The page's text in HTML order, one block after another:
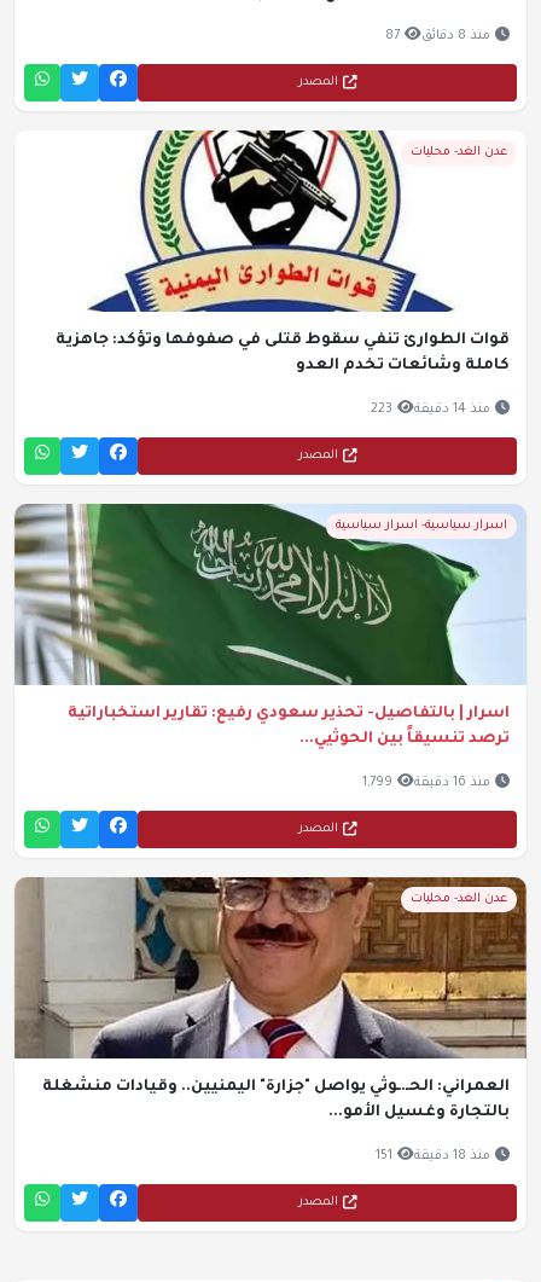
منذ 8 دقائق 87
المصدر
عدن الغد- محليات
قوات الطوارئ تنفي سقوط قتلى في صفوفها وتؤكد: جاهزية
كاملة وشائعات تخدم العدو
منذ 14 دقيقة 223
المصدر
اسرار سياسية- اسرار سياسية
اسرار | بالتفاصيل- تحذير سعودي رفيع: تقارير استخباراتية
ترصد تنسيقاً بين الحوثيي...
منذ 16 دقيقة 1,799
المصدر
عدن الغد- محليات
العمراني: الحـ.ـوثي يواصل "جزارة" اليمنيين.. وقيادات منشغلة
بالتجارة وغسيل الأمو...
منذ 18 دقيقة 151
المصدر